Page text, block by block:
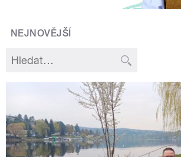
NEJNOVĚJŠÍ